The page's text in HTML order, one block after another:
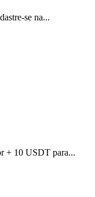
se na...
+ 10 USDT para...